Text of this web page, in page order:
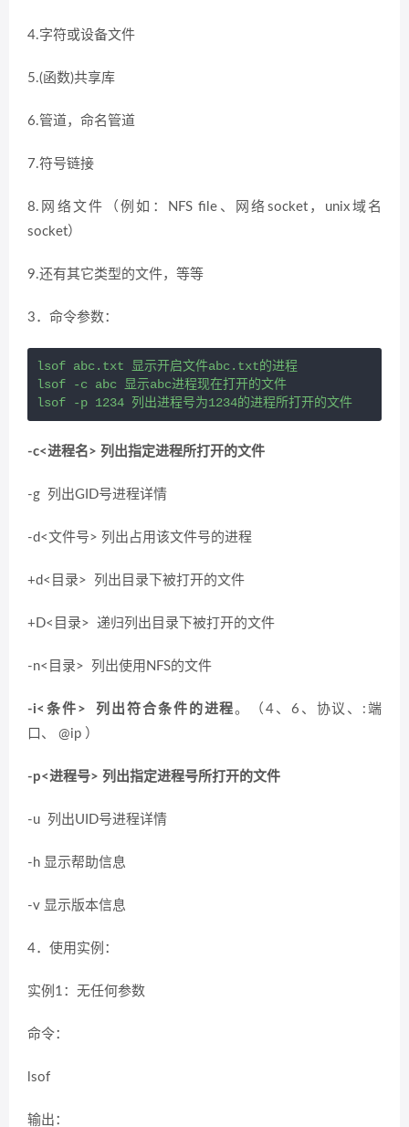
4.字符或设备文件
5.(函数)共享库
6.管道，命名管道
7.符号链接
8.网络文件（例如：NFS file、网络socket，unix域名
socket）
9.还有其它类型的文件，等等
3．命令参数：
lsof abc.txt 显示开启文件abc.txt的进程
lsof -c abc 显示abc进程现在打开的文件
lsof -p 1234 列出进程号为1234的进程所打开的文件
-c<进程名> 列出指定进程所打开的文件
-g 列出GID号进程详情
-d<文件号> 列出占用该文件号的进程
+d<目录> 列出目录下被打开的文件
+D<目录> 递归列出目录下被打开的文件
-n<目录> 列出使用NFS的文件
-i<条件> 列出符合条件的进程。（4、6、协议、:端
口、 @ip ）
-p<进程号> 列出指定进程号所打开的文件
-u 列出UID号进程详情
-h 显示帮助信息
-v 显示版本信息
4．使用实例：
实例1：无任何参数
命令：
lsof
输出：